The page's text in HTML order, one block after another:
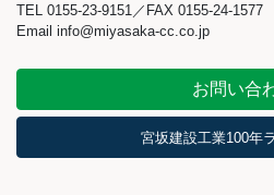
TEL 0155-23-9151／FAX 0155-24-1577
Email info@miyasaka-cc.co.jp
お問い合
宮坂建設工業100年